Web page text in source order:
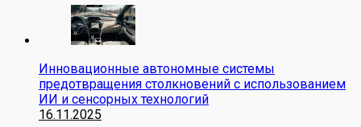
Инновационные автономные системы
предотвращения столкновений с использованием
ИИ и сенсорных технологий
16.11.2025